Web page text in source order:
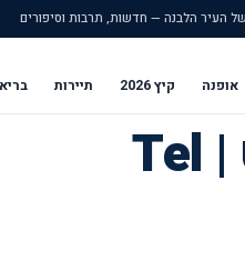
של העיר הלבנה — חדשות, תרבות וסיפורים
אופנה קיץ 2026 תיירות
תלאביבינט | Tel